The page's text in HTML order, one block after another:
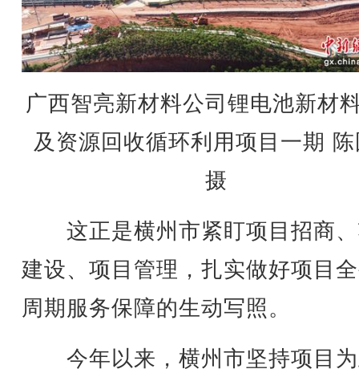
广西智亮新材料公司锂电池新材
及资源回收循环利用项目一期
摄
这正是横州市紧盯项目招商
建设、项目管理，扎实做好项目
周期服务保障的生动写照。
今年以来，横州市坚持项目